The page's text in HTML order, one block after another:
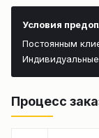
Условия
Постоянным
Процесс